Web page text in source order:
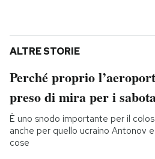
ALTRE STORIE
Perché proprio
preso di mira per i
È uno snodo importante per il
anche per quello ucraino Antonov
cose